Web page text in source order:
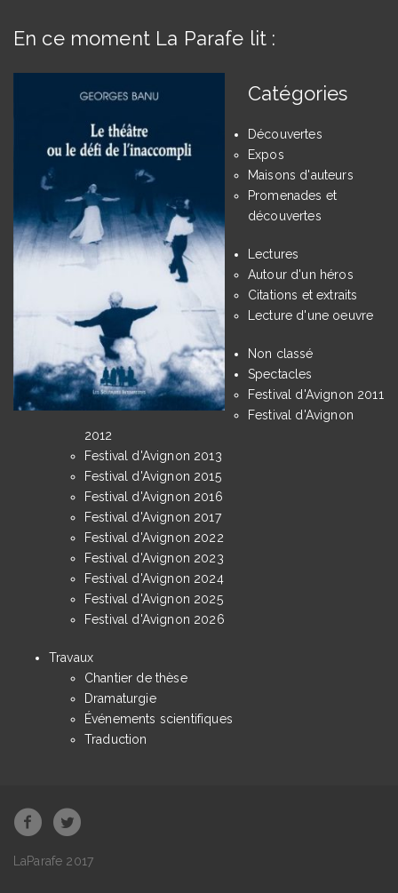
En ce moment La Parafe lit :
Catégories
Découvertes
Expos
Maisons d'auteurs
Promenades et
découvertes
Lectures
Autour d'un héros
Citations et extraits
Lecture d'une oeuvre
Non classé
Spectacles
Festival d'Avignon 2011
Festival d'Avignon
2012
Festival d'Avignon 2013
Festival d'Avignon 2015
Festival d'Avignon 2016
Festival d'Avignon 2017
Festival d'Avignon 2022
Festival d'Avignon 2023
Festival d'Avignon 2024
Festival d'Avignon 2025
Festival d'Avignon 2026
Travaux
Chantier de thèse
Dramaturgie
Événements scientifiques
Traduction
LaParafe 2017